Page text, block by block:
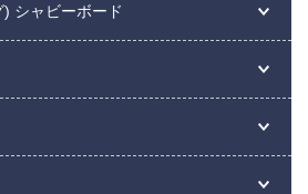
シャビーボード